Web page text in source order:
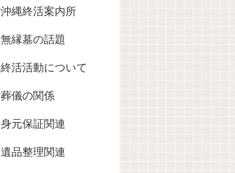
沖縄終活案内所
無縁墓の話題
終活活動について
葬儀の関係
身元保証関連
遺品整理関連